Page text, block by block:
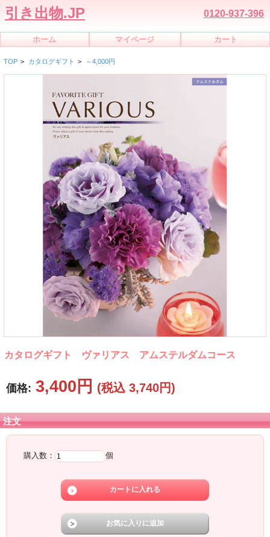
引き出物.JP 0120-937-396
ホーム マイページ カート
TOP > カタログギフト > ～4,000円
カタログギフト ヴァリアス アムステルダムコース
価格: 3,400円 (税込 3,740円)
注文
購入数： 個